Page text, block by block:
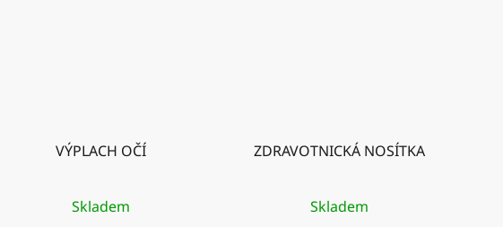
VÝPLACH OČÍ
Skladem
ZDRAVOTNICKÁ NOSÍTKA
Skladem